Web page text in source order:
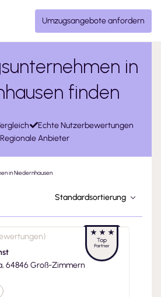
Umzugsangebote anfordern
in
finden
Echte Nutzerbewertungen
Regionale Anbieter
in Niedernhausen
Standardsortierung
)
64846 Groß-Zimmern